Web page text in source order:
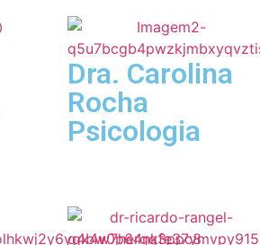
Dra. Carolina
Rocha
Psicologia